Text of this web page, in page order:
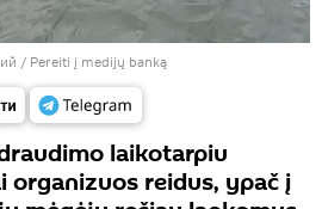
/ Pereiti į medijų banką
laikotarpiu
organizuos reidus, ypač į